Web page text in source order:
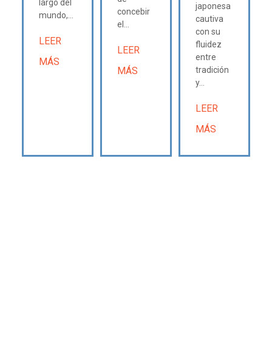
largo del
mundo,...
LEER
MÁS
concebir
el...
LEER
MÁS
japonesa
cautiva
con su
fluidez
entre
tradición
y...
LEER
MÁS